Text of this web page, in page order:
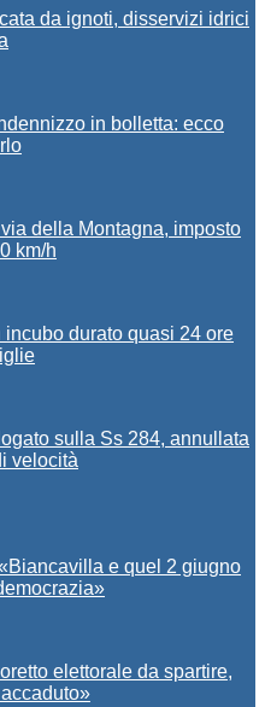
da ignoti, disservizi idrici
in bolletta: ecco
della Montagna, imposto
km/h
incubo durato quasi 24 ore
sulla Ss 284, annullata
velocità
e quel 2 giugno
elettorale da spartire,